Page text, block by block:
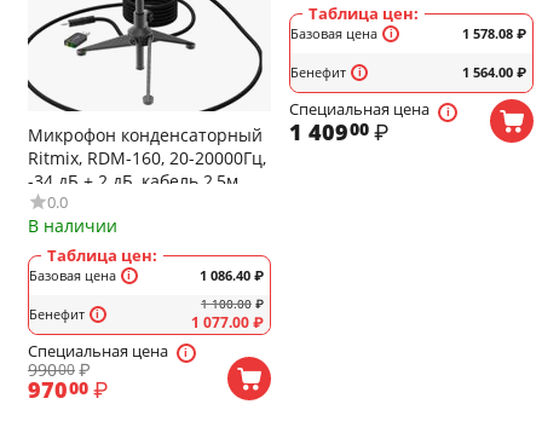
Микрофон конденсаторный
Ritmix, RDM-160, 20-20000Гц,
-34 дБ ± 2 дБ, кабель 2,5м,
цвет: чёрный
0.0
В наличии
Таблица цен:
Базовая цена
Бенефит
1 086.40 ₽
1 100.00 ₽
1 077.00₽
Специальная цена
99000 ₽
97000 ₽
Таблица цен:
Базовая цена
Бенефит
1 578.08₽
1 564.00₽
Специальная цена
1 40900 ₽